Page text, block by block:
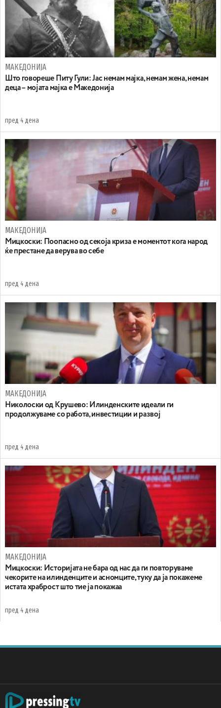
МАКЕДОНИЈА
Што говореше Питу Гули: Јас немам мајка, немам жена, немам
деца – мојата мајка е Македонија
пред 4 дена
МАКЕДОНИЈА
Мицкоски: Поопасно од секоја криза е моментот кога народ
ќе престане да верува во себе
пред 4 дена
МАКЕДОНИЈА
Николоски од Крушево: Илинденските идеали ги
продолжуваме со работа, инвестиции и развој
пред 4 дена
МАКЕДОНИЈА
Мицкоски: Историјата не бара од нас да ги повторуваме
чекорите на илинденците и асномците, туку да ја покажеме
истата храброст што тие ја покажаа
пред 4 дена